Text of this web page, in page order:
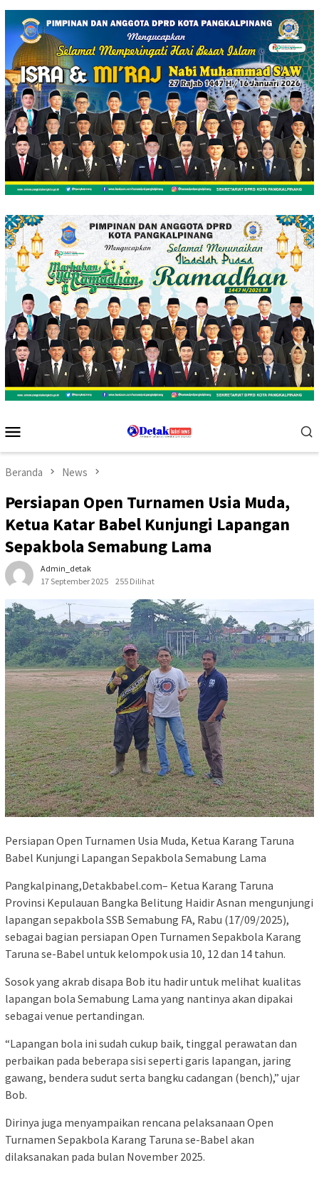
Loncat
konten
Mobile
Beranda News
Persiapan Open Turnamen Usia Muda,
Ketua Katar Babel Kunjungi Lapangan
Sepakbola Semabung Lama
Admin_detak
17 September 2025
255 Dilihat
Persiapan Open Turnamen Usia Muda, Ketua Karang Taruna
Babel Kunjungi Lapangan Sepakbola Semabung Lama
Pangkalpinang,Detakbabel.com– Ketua Karang Taruna
Provinsi Kepulauan Bangka Belitung Haidir Asnan mengunjungi
lapangan sepakbola SSB Semabung FA, Rabu (17/09/2025),
sebagai bagian persiapan Open Turnamen Sepakbola Karang
Taruna se-Babel untuk kelompok usia 10, 12 dan 14 tahun.
Sosok yang akrab disapa Bob itu hadir untuk melihat kualitas
lapangan bola Semabung Lama yang nantinya akan dipakai
sebagai venue pertandingan.
“Lapangan bola ini sudah cukup baik, tinggal perawatan dan
perbaikan pada beberapa sisi seperti garis lapangan, jaring
gawang, bendera sudut serta bangku cadangan (bench),” ujar
Bob.
Dirinya juga menyampaikan rencana pelaksanaan Open
Turnamen Sepakbola Karang Taruna se-Babel akan
dilaksanakan pada bulan November 2025.